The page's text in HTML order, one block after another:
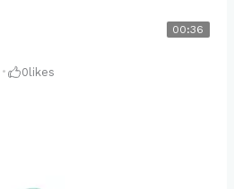
00:36
• 0likes